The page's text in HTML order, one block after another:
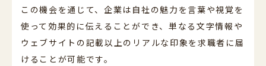
この機会を通じて、企業は自社の魅力を言葉や視覚を
使って効果的に伝えることができ、単なる文字情報や
ウェブサイトの記載以上のリアルな印象を求職者に届
けることが可能です。